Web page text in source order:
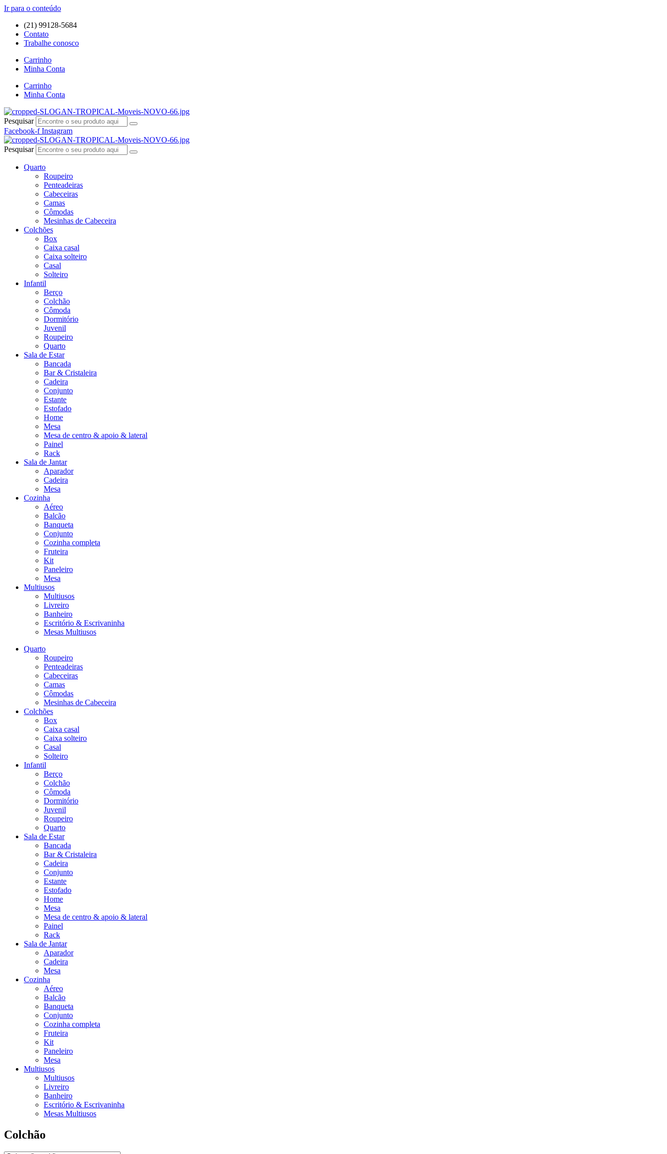
Ir para o conteúdo
(21) 99128-5684
Contato
Trabalhe conosco
Carrinho
Minha Conta
Carrinho
Minha Conta
Pesquisar
Facebook-f Instagram
Pesquisar
Quarto
Roupeiro
Penteadeiras
Cabeceiras
Camas
Cômodas
Mesinhas de Cabeceira
Colchões
Box
Caixa casal
Caixa solteiro
Casal
Solteiro
Infantil
Berço
Colchão
Cômoda
Dormitório
Juvenil
Roupeiro
Quarto
Sala de Estar
Bancada
Bar & Cristaleira
Cadeira
Conjunto
Estante
Estofado
Home
Mesa
Mesa de centro & apoio & lateral
Painel
Rack
Sala de Jantar
Aparador
Cadeira
Mesa
Cozinha
Aéreo
Balcão
Banqueta
Conjunto
Cozinha completa
Fruteira
Kit
Paneleiro
Mesa
Multiusos
Multiusos
Livreiro
Banheiro
Escritório & Escrivaninha
Mesas Multiusos
Quarto
Roupeiro
Penteadeiras
Cabeceiras
Camas
Cômodas
Mesinhas de Cabeceira
Colchões
Box
Caixa casal
Caixa solteiro
Casal
Solteiro
Infantil
Berço
Colchão
Cômoda
Dormitório
Juvenil
Roupeiro
Quarto
Sala de Estar
Bancada
Bar & Cristaleira
Cadeira
Conjunto
Estante
Estofado
Home
Mesa
Mesa de centro & apoio & lateral
Painel
Rack
Sala de Jantar
Aparador
Cadeira
Mesa
Cozinha
Aéreo
Balcão
Banqueta
Conjunto
Cozinha completa
Fruteira
Kit
Paneleiro
Mesa
Multiusos
Multiusos
Livreiro
Banheiro
Escritório & Escrivaninha
Mesas Multiusos
Colchão